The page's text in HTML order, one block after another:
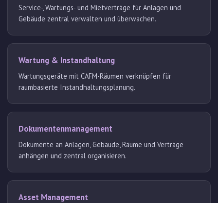
Service-, Wartungs- und Mietverträge für Anlagen und
Gebäude zentral verwalten und überwachen.
Wartung & Instandhaltung
Wartungsgeräte mit CAFM-Räumen verknüpfen für
raumbasierte Instandhaltungsplanung.
Dokumentenmanagement
Dokumente an Anlagen, Gebäude, Räume und Verträge
anhängen und zentral organisieren.
Asset Management